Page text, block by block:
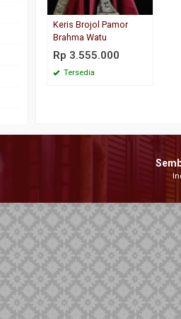
Keris Brojol Pamor
Brahma Watu
Rp 3.555.000
Tersedia